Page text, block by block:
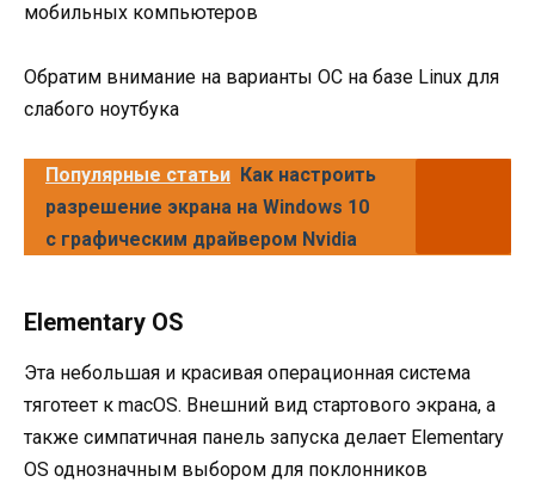
мобильных компьютеров
Обратим внимание на варианты ОС на базе Linux для
слабого ноутбука
Популярные статьи Как настроить
разрешение экрана на Windows 10
с графическим драйвером Nvidia
Elementary OS
Эта небольшая и красивая операционная система
тяготеет к macOS. Внешний вид стартового экрана, а
также симпатичная панель запуска делает Elementary
OS однозначным выбором для поклонников